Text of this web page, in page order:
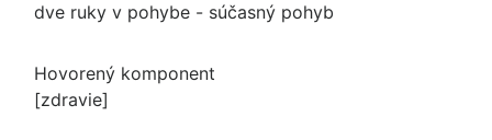
dve ruky v pohybe - súčasný pohyb
Hovorený komponent
[zdravie]